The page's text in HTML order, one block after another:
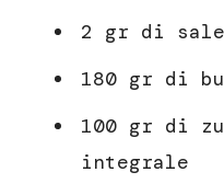
2 gr di sale
180 gr di
100 gr di
integrale